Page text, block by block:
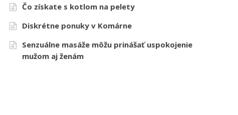
Čo získate s kotlom na pelety
Diskrétne ponuky v Komárne
Senzuálne masáže môžu prinášať uspokojenie
mužom aj ženám